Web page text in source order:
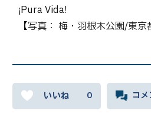
¡Pura Vida!
【写真： 梅・羽根木公園/東京
0 コ